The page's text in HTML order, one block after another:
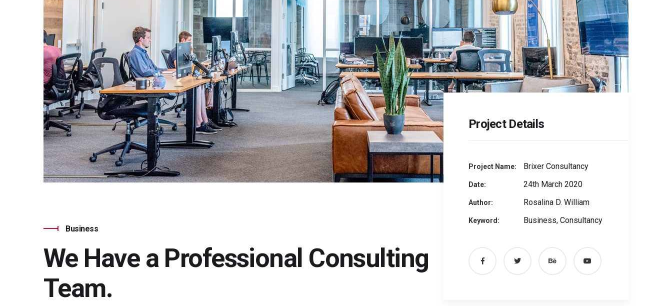
Project Details
Project Name: Brixer Consultancy
Date: 24th March 2020
Author: Rosalina D. William
Keyword:
Business, Consultancy
Business
We Have a Professional Consulting
Team.